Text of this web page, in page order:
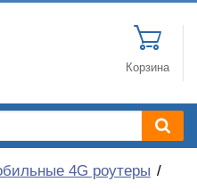
Корзина
4G роутеры